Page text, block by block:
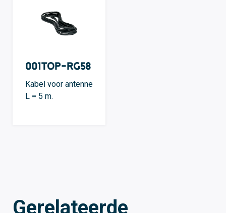
001TOP-RG58
Kabel voor antenne
L = 5 m.
Gerelateerde